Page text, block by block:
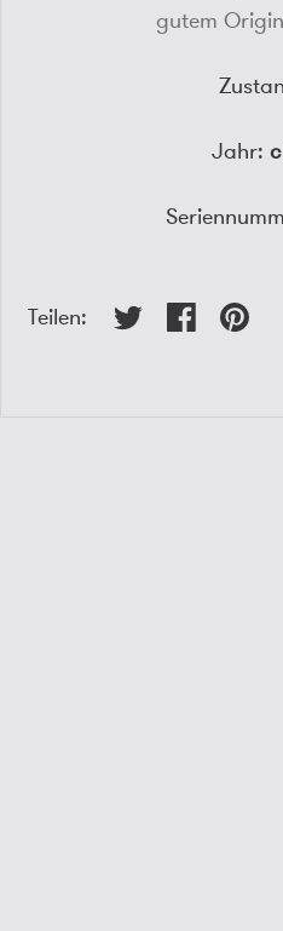
gutem
Jahr:
Teilen: